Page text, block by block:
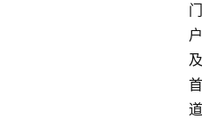
门
户
及
首
道